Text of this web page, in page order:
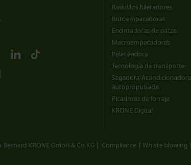
Rastrillos hileradores
Rotoempacadoras
Encintadoras de pacas
Macroempacadoras
Peletizadora
Tecnología de transporte
Segadora-Acondicionadora
autopropulsada
Picadoras de forraje
KRONE Digital
KRONE GmbH & Co.KG Compliance | Whiste blowing